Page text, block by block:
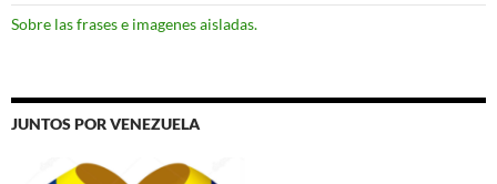
Sobre las frases e imagenes aisladas.
JUNTOS POR VENEZUELA